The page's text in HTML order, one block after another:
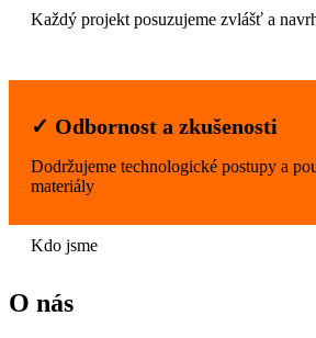
Každý projekt posuzujeme zvlášť a
✓ Odbornost a zkušenosti
Dodržujeme technologické postupy a
materiály
Kdo jsme
O nás